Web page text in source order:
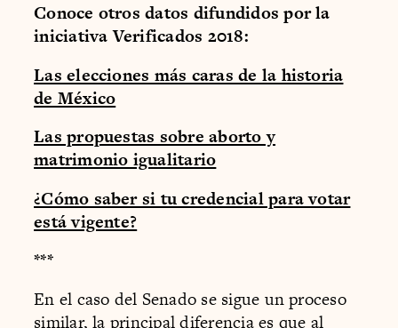
Conoce otros datos difundidos por la
iniciativa Verificados 2018:
Las elecciones más caras de la historia
de México
Las propuestas sobre aborto y
matrimonio igualitario
¿Cómo saber si tu credencial para votar
está vigente?
***
En el caso del Senado se sigue un proceso
similar, la principal diferencia es que al